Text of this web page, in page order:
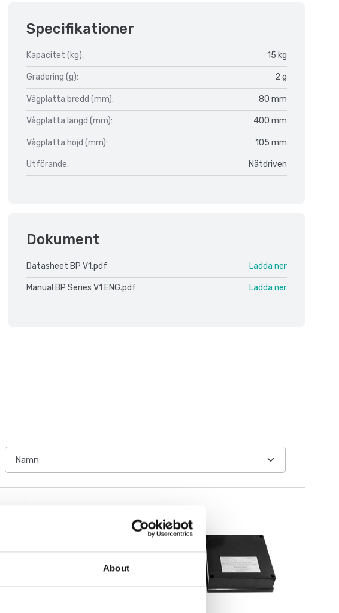
About
Specifikationer
Kapacitet (kg): 15 kg
Gradering (g): 2 g
Vågplatta bredd (mm): 80 mm
Vågplatta längd (mm): 400 mm
Vågplatta höjd (mm): 105 mm
Utförande: Nätdriven
Dokument
Datasheet BP V1.pdf Ladda ner
Manual BP Series V1 ENG.pdf Ladda ner